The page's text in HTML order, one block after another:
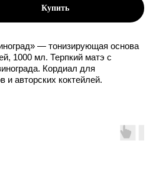
Купить
— тонизирующая основа
1000 мл. Терпкий матэ с
Кордиал для
и авторских коктейлей.